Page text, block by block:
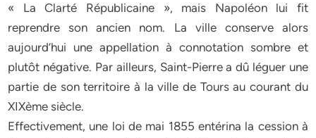
« La Clarté Républicaine », mais Napoléon lui fit
reprendre son ancien nom. La ville conserve alors
aujourd’hui une appellation à connotation sombre et
plutôt négative. Par ailleurs, Saint-Pierre a dû léguer une
partie de son territoire à la ville de Tours au courant du
XIXème siècle.
Effectivement, une loi de mai 1855 entérina la cession à